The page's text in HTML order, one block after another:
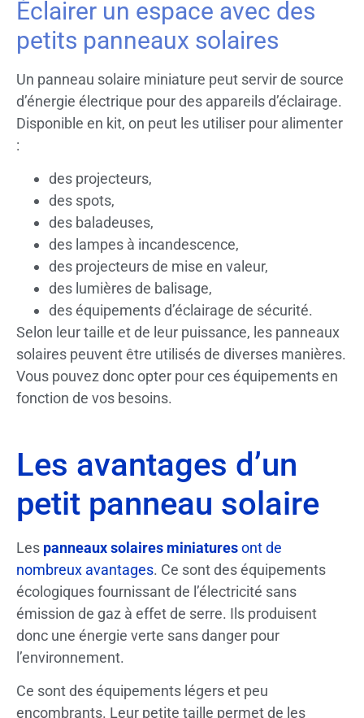
Éclairer un espace avec des
petits panneaux solaires
Un panneau solaire miniature peut servir de source
d’énergie électrique pour des appareils d’éclairage.
Disponible en kit, on peut les utiliser pour alimenter
:
des projecteurs,
des spots,
des baladeuses,
des lampes à incandescence,
des projecteurs de mise en valeur,
des lumières de balisage,
des équipements d’éclairage de sécurité.
Selon leur taille et de leur puissance, les panneaux
solaires peuvent être utilisés de diverses manières.
Vous pouvez donc opter pour ces équipements en
fonction de vos besoins.
Les avantages d’un
petit panneau solaire
Les panneaux solaires miniaturesont de
nombreux avantages. Ce sont des équipements
écologiques fournissant de l’électricité sans
émission de gaz à effet de serre. Ils produisent
donc une énergie verte sans danger pour
l’environnement.
Ce sont des équipements légers et peu
encombrants. Leur petite taille permet de les